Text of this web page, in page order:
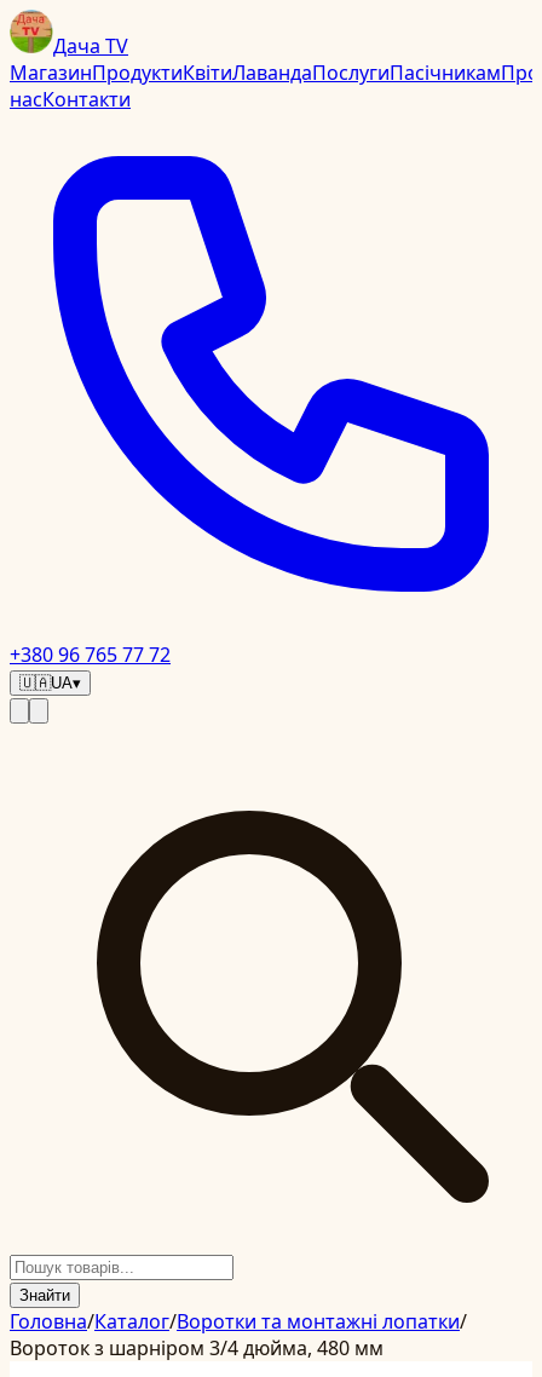
Дача TV
МагазинПродуктиКвітиЛавандаПослугиПасічникамПро
насКонтакти
+380 96 765 77 72
🇺🇦UA▾
Знайти
Головна/Каталог/Воротки та монтажні лопатки/
Вороток з шарніром 3/4 дюйма, 480 мм